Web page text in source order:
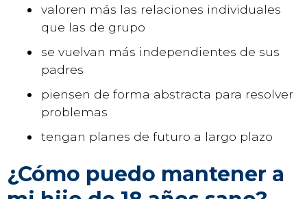
valoren más las relaciones individuales
que las de grupo
se vuelvan más independientes de sus
padres
piensen de forma abstracta para resolver
problemas
tengan planes de futuro a largo plazo
¿Cómo puedo mantener a